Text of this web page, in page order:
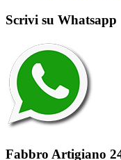
Scrivi su Whatsapp
Fabbro Artigiano